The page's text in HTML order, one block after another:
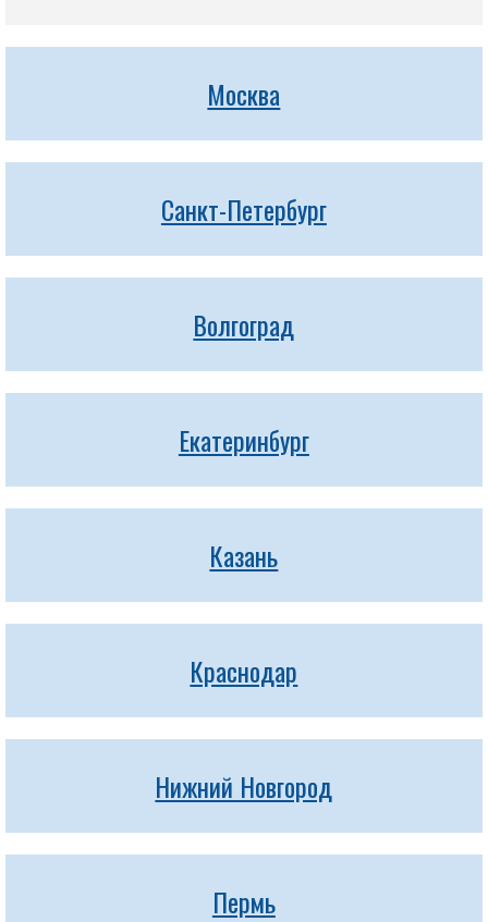
Москва
Санкт-Петербург
Волгоград
Екатеринбург
Казань
Краснодар
Нижний Новгород
Пермь